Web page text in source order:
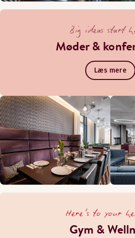
Big ideas start
Møder &
Læs mere
Here's to your
Gym &